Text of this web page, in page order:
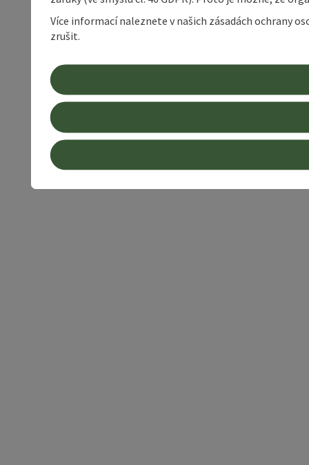
Více informací naleznete v našich zásadách ochrany
zrušit.